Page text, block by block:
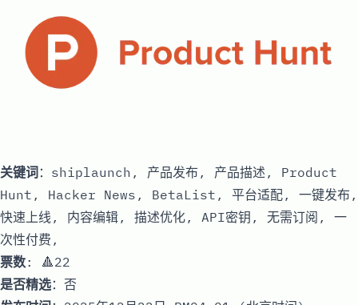
关键词：shiplaunch, 产品发布, 产品描述, Product
Hunt, Hacker News, BetaList, 平台适配, 一键发布,
快速上线, 内容编辑, 描述优化, API密钥, 无需订阅, 一
次性付费,
票数: 🔺22
是否精选：否